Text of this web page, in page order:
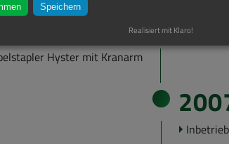
2008
Hys­ter mit Kran­arm
Speichern
Realisiert mit Klaro!